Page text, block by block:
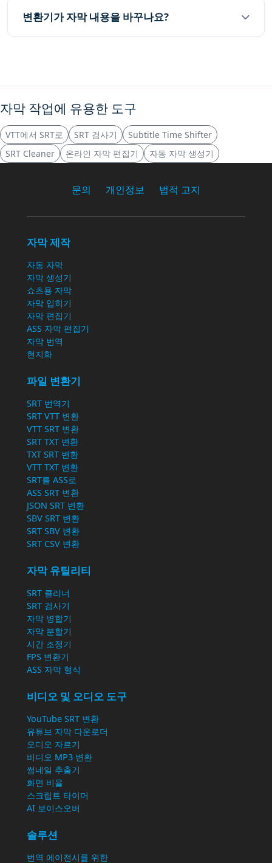
변환기가 자막 내용을 바꾸나요?
자막 작업에 유용한 도구
VTT에서 SRT로 SRT 검사기
Subtitle Time Shifter
SRT Cleaner
온라인 자막 편집기 자동 자막 생성기
문의 개인정보 법적 고지
자막 제작
자동 자막
자막 생성기
쇼츠용 자막
자막 입히기
자막 편집기
ASS 자막 편집기
자막 번역
현지화
파일 변환기
SRT 번역기
SRT VTT 변환
VTT SRT 변환
SRT TXT 변환
TXT SRT 변환
VTT TXT 변환
SRT를 ASS로
ASS SRT 변환
JSON SRT 변환
SBV SRT 변환
SRT SBV 변환
SRT CSV 변환
자막 유틸리티
SRT 클리너
SRT 검사기
자막 병합기
자막 분할기
시간 조정기
FPS 변환기
ASS 자막 형식
비디오 및 오디오 도구
YouTube SRT 변환
유튜브 자막 다운로더
오디오 자르기
비디오 MP3 변환
썸네일 추출기
화면 비율
스크립트 타이머
AI 보이스오버
솔루션
번역 에이전시를 위한